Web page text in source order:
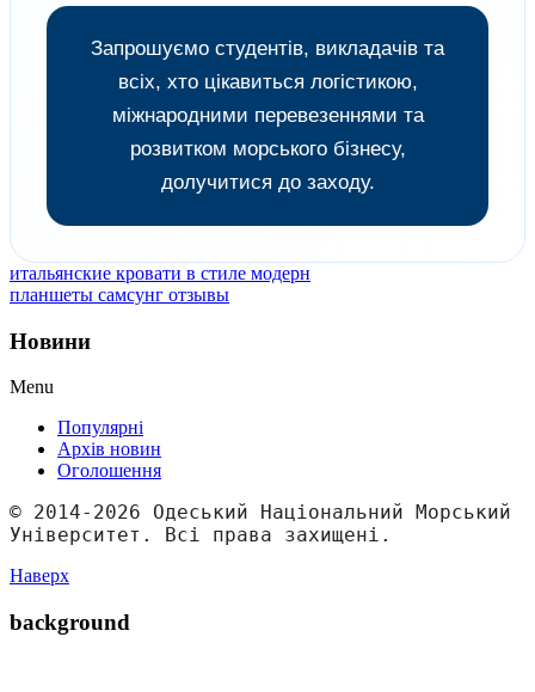
Запрошуємо студентів, викладачів та
всіх, хто цікавиться логістикою,
міжнародними перевезеннями та
розвитком морського бізнесу,
долучитися до заходу.
итальянские кровати в стиле модерн
планшеты самсунг отзывы
Новини
Menu
Популярні
Архів новин
Оголошення
© 2014-2026 Одеський Національний Морський
Університет. Всі права захищені.
Наверх
background